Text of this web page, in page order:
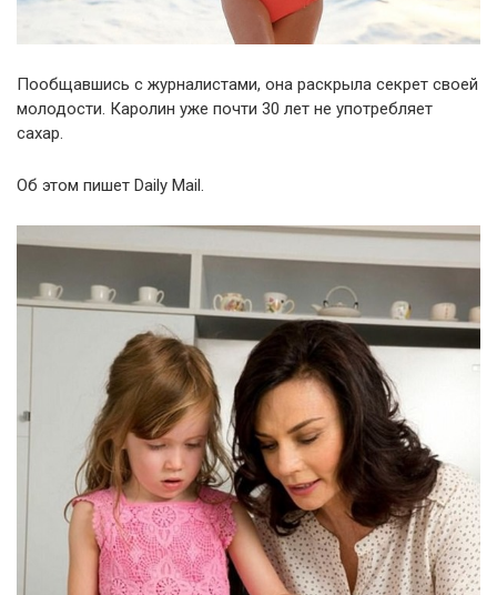
Пообщавшись с журналистами, она раскрыла секрет своей
молодости. Каролин уже почти 30 лет не употребляет
сахар.
Об этом пишет Daily Mail.